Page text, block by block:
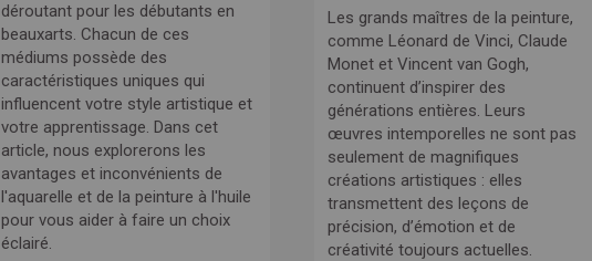
déroutant pour les débutants en
beauxarts. Chacun de ces
médiums possède des
caractéristiques uniques qui
influencent votre style artistique et
votre apprentissage. Dans cet
article, nous explorerons les
avantages et inconvénients de
l'aquarelle et de la peinture à l'huile
pour vous aider à faire un choix
éclairé.
Les grands maîtres de la peinture,
comme Léonard de Vinci, Claude
Monet et Vincent van Gogh,
continuent d’inspirer des
générations entières. Leurs
œuvres intemporelles ne sont pas
seulement de magnifiques
créations artistiques : elles
transmettent des leçons de
précision, d’émotion et de
créativité toujours actuelles.